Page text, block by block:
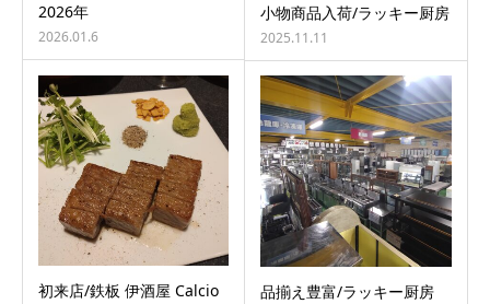
2026年
2026.01.6
小物商品入荷/ラッキー厨房
2025.11.11
初来店/鉄板 伊酒屋 Calcio 品揃え豊富/ラッキー厨房